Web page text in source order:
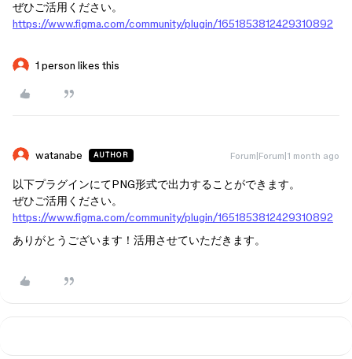
ぜひご活用ください。
https://www.figma.com/community/plugin/1651853812429310892
1 person likes this
watanabe AUTHOR Forum|Forum|1 month ago
以下プラグインにてPNG形式で出力することができます。
ぜひご活用ください。
https://www.figma.com/community/plugin/1651853812429310892
ありがとうございます！活用させていただきます。